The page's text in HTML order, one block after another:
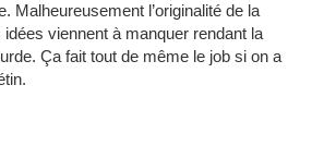
Malheureusement l’originalité de la
viennent à manquer rendant la
Ça fait tout de même le job si on a